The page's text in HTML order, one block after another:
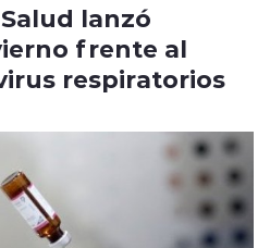
lanzó
frente al
respiratorios